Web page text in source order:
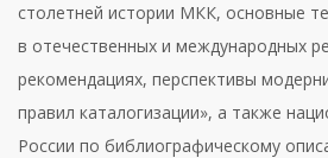
столетней истории МКК, основные
в отечественных и международных
рекомендациях, перспективы
правил каталогизации», а также
России по библиографическому